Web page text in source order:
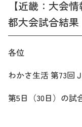
【近畿：大会
都大会試合結果
各位
わかさ生活 第73回
第5日（30日）の試